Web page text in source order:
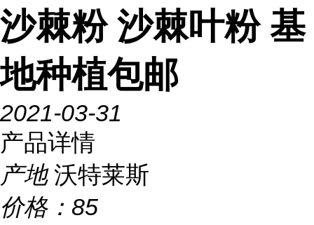
沙棘粉 沙棘叶粉 基
地种植包邮
2021-03-31
产品详情
产地 沃特莱斯
价格： 85